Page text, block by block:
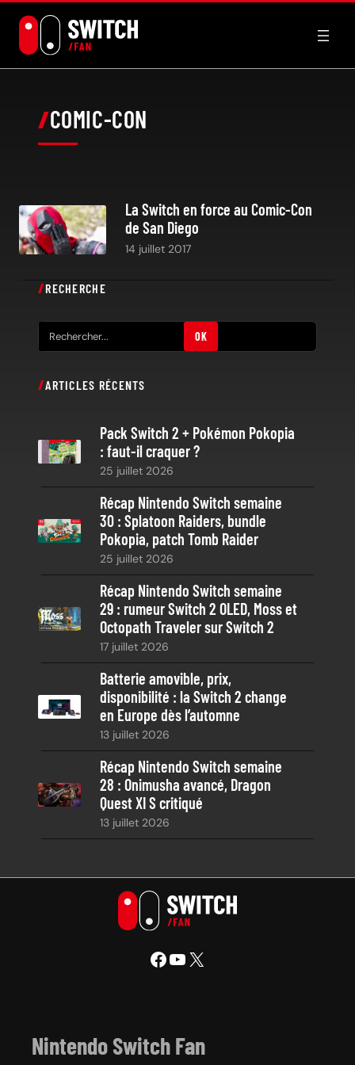
contenu
COMIC-CON
La Switch en force au Comic-Con
de San Diego
14 juillet 2017
RECHERCHE
e
h
OK
ARTICLES RÉCENTS
Pack Switch 2 + Pokémon Pokopia
: faut-il craquer ?
25 juillet 2026
Récap Nintendo Switch semaine
30 : Splatoon Raiders, bundle
Pokopia, patch Tomb Raider
25 juillet 2026
Récap Nintendo Switch semaine
29 : rumeur Switch 2 OLED, Moss et
Octopath Traveler sur Switch 2
17 juillet 2026
Batterie amovible, prix,
disponibilité : la Switch 2 change
en Europe dès l’automne
13 juillet 2026
Récap Nintendo Switch semaine
28 : Onimusha avancé, Dragon
Quest XI S critiqué
13 juillet 2026
Facebook YouTube X
Nintendo Switch Fan